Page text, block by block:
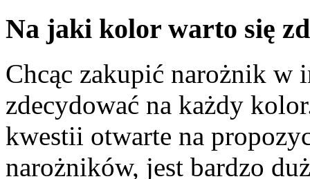
Na jaki kolor warto się
Chcąc zakupić narożnik w
zdecydować na każdy
kwestii otwarte na
narożników, jest bardzo